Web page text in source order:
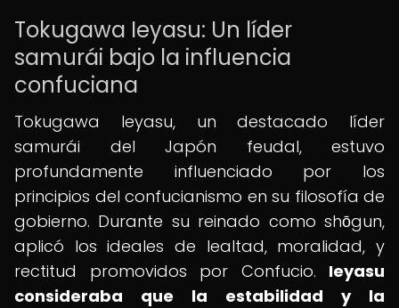
Tokugawa Ieyasu: Un líder
samurái bajo la influencia
confuciana
Tokugawa Ieyasu, un destacado líder
samurái del Japón feudal, estuvo
profundamente influenciado por los
principios del confucianismo en su filosofía de
gobierno. Durante su reinado como shōgun,
aplicó los ideales de lealtad, moralidad, y
rectitud promovidos por Confucio. Ieyasu
consideraba que la estabilidad y la